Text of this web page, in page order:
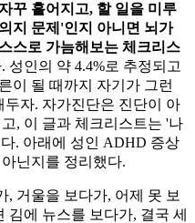
꾸 흩어지고, 할 일을 미루
지 문제'인지 아니면 뇌가
스로 가늠해보는 체크리스
인의 약 4.4%로 추정되고
이 될 때까지 자기가 그런
자. 자가진단은 진단이 아
, 이 글과 체크리스트는 '나
. 아래에 성인 ADHD 증상
닌지를 정리했다.
, 거울을 보다가, 어제 못 보
김에 뉴스를 보다가, 결국 세